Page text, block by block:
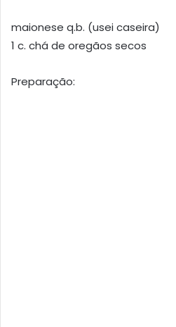
maionese q.b. (usei caseira)
1 c. chá de oregãos secos
Preparação: